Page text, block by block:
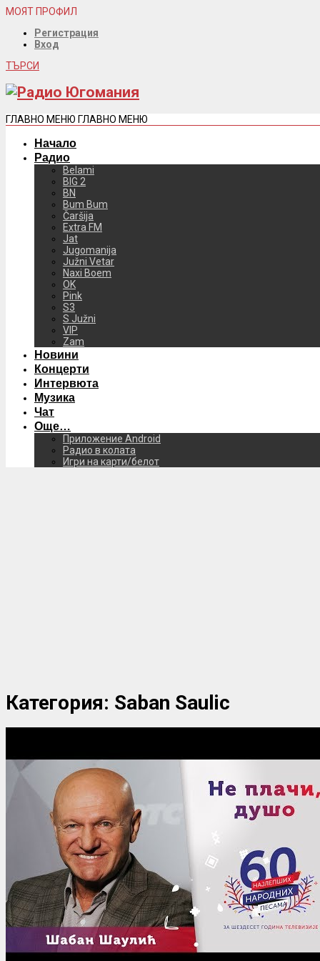
МОЯТ ПРОФИЛ
Регистрация
Вход
ТЪРСИ
ГЛАВНО МЕНЮ ГЛАВНО МЕНЮ
Начало
Радио
Belami
BIG 2
BN
Bum Bum
Čaršija
Extra FM
Jat
Jugomanija
Južni Vetar
Naxi Boem
OK
Pink
S3
S Južni
VIP
Zam
Новини
Концерти
Интервюта
Музика
Чат
Още…
Приложение Android
Радио в колата
Игри на карти/белот
Категория: Saban Saulic